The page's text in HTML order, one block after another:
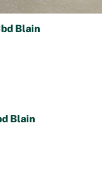
Blain
Blain